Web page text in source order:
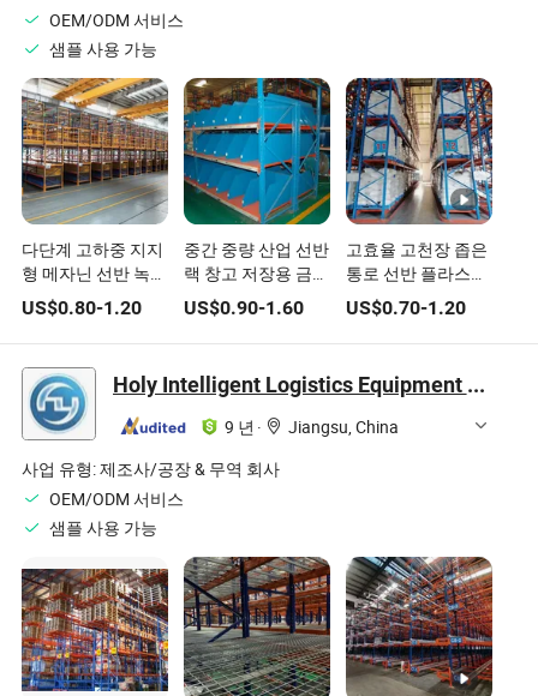
OEM/ODM 서비스
샘플 사용 가능
다단계 고하중 지지
형 메자닌 선반 녹
방지 플라스틱 제품
창고 저장용
US$0.80-1.20
중간 중량 산업 선반
랙 창고 저장용 금속
및 플라스틱 재료
OEM 공급
US$0.90-1.60
고효율 고천장 좁은
통로 선반 플라스틱
파이프 창고 저장
US$0.70-1.20
Holy Intelligent Logistics Equipment (Nanjing) Co. Ltd
9 년 ·
Jiangsu, China
사업 유형:제조사/공장 & 무역 회사
OEM/ODM 서비스
샘플 사용 가능